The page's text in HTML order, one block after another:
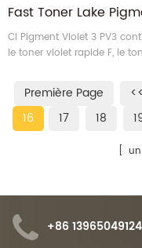
CI Pigment Violet 3 PV3
le toner violet rapide F, le
rapide S et le lac violet rapide.
Première Page <<
16
17 18
+86 13965049124